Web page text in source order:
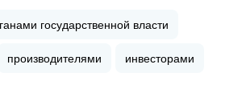
государственной власти
производителями инвесторами